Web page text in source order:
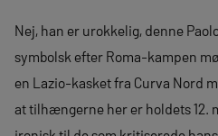
Nej, han er urokkelig, denne
symbolsk efter Roma-kampen
en Lazio-kasket fra Curva Nord
at tilhængerne her er holdets 12.